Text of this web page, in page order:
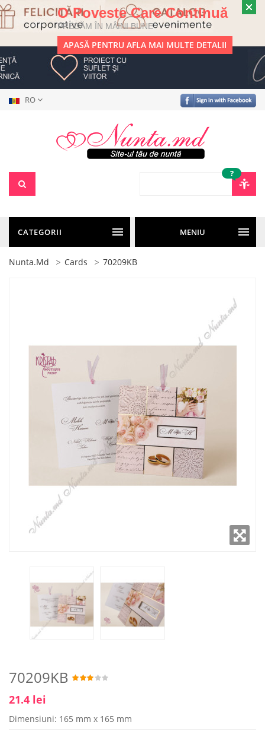
O Poveste Care Continuă
PREDĂM ÎN MÂINI BUNE
APASĂ PENTRU AFLA MAI MULTE DETALII
RO
?
CATEGORII MENIU
Nunta.md Cards 70209KB
70209KB
21.4 lei
Dimensiuni: 165 mm x 165 mm